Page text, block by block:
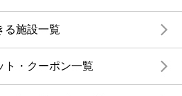
る施設一覧
ト・クーポン一覧